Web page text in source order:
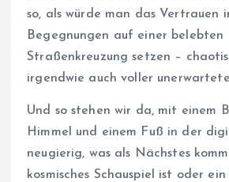
so, als würde man das Vertrauen
Begegnungen auf einer belebten
Straßenkreuzung setzen –
irgendwie auch voller
Und so stehen wir da, mit einem
Himmel und einem Fuß in der
neugierig, was als Nächstes
kosmisches Schauspiel ist oder